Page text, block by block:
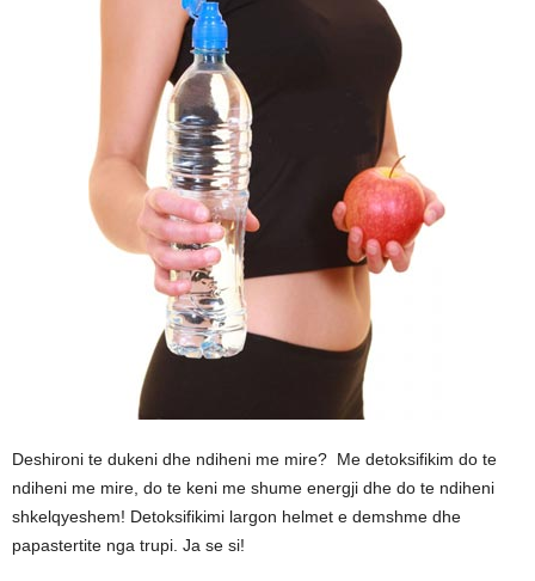
Deshironi te dukeni dhe ndiheni me mire? Me detoksifikim do te
ndiheni me mire, do te keni me shume energji dhe do te ndiheni
shkelqyeshem! Detoksifikimi largon helmet e demshme dhe
papastertite nga trupi. Ja se si!